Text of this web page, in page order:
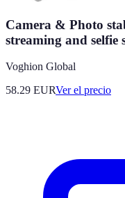
Camera & Photo
streaming and selfie
Voghion Global
58.29 EURVer el precio